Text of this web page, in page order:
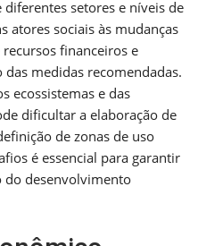
setores e níveis de
atores sociais às mudanças
financeiros e
medidas recomendadas.
ecossistemas e das
dificultar a elaboração de
de zonas de uso
é essencial para garantir
do desenvolvimento